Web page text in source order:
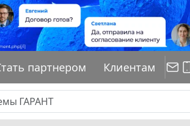
партнером Клиентам